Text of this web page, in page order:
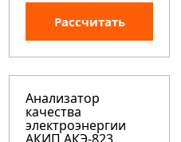
Рассчитать
Анализатор
качества
электроэнергии